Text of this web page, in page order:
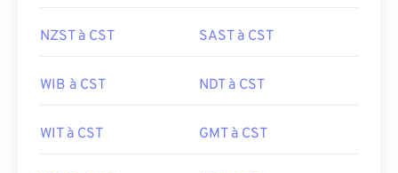
NZST à CST SAST à CST
WIB à CST NDT à CST
WIT à CST GMT à CST